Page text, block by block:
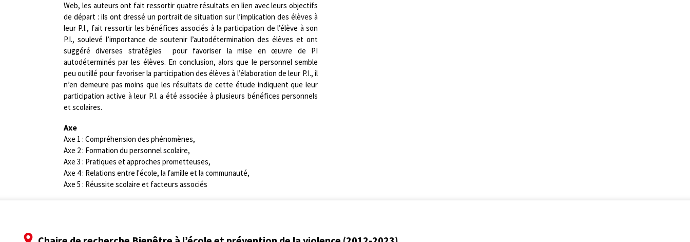
Web, les auteurs ont fait ressortir quatre résultats en lien avec leurs objectifs
de départ : ils ont dressé un portrait de situation sur l’implication des élèves à
leur P.I., fait ressortir les bénéfices associés à la participation de l’élève à son
P.I., soulevé l’importance de soutenir l’autodétermination des élèves et ont
suggéré diverses stratégies pour favoriser la mise en œuvre de PI
autodéterminés par les élèves. En conclusion, alors que le personnel semble
peu outillé pour favoriser la participation des élèves à l’élaboration de leur P.I., il
n’en demeure pas moins que les résultats de cette étude indiquent que leur
participation active à leur P.I. a été associée à plusieurs bénéfices personnels
et scolaires.
Axe
Axe 1 : Compréhension des phénomènes,
Axe 2 : Formation du personnel scolaire,
Axe 3 : Pratiques et approches prometteuses,
Axe 4 : Relations entre l'école, la famille et la communauté,
Axe 5 : Réussite scolaire et facteurs associés